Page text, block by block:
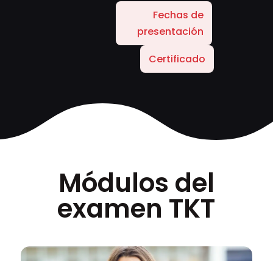
Fechas de
presentación
Certificado
Módulos del
examen TKT